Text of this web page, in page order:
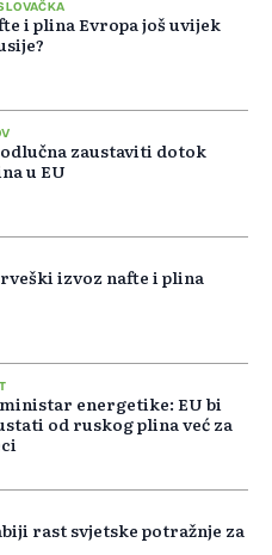
i plina Evropa još uvijek
zaustaviti dotok
u EU
izvoz nafte i plina
energetike: EU bi
od ruskog plina već za
rast svjetske potražnje za